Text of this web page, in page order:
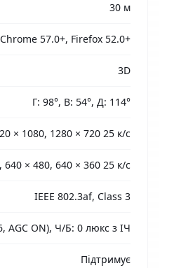
30 м
Chrome 57.0+, Firefox 52.0+
3D
Г: 98°, В: 54°, Д: 114°
× 1080, 1280 × 720 25 к/с
640 × 480, 640 × 360 25 к/с
IEEE 802.3af, Class 3
AGC ON), Ч/Б: 0 люкс з ІЧ
Підтримує